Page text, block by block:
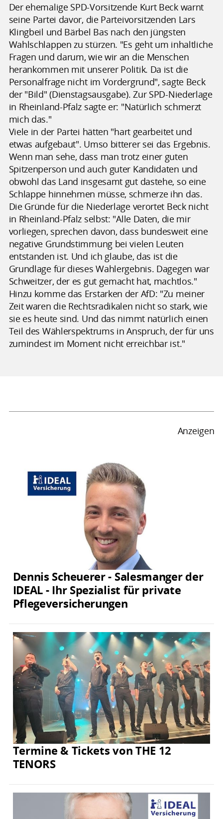
Der ehemalige SPD-Vorsitzende Kurt Beck warnt
seine Partei davor, die Parteivorsitzenden Lars
Klingbeil und Bärbel Bas nach den jüngsten
Wahlschlappen zu stürzen. "Es geht um inhaltliche
Fragen und darum, wie wir an die Menschen
herankommen mit unserer Politik. Da ist die
Personalfrage nicht im Vordergrund", sagte Beck
der "Bild" (Dienstagsausgabe). Zur SPD-Niederlage
in Rheinland-Pfalz sagte er: "Natürlich schmerzt
mich das."
Viele in der Partei hätten "hart gearbeitet und
etwas aufgebaut". Umso bitterer sei das Ergebnis.
Wenn man sehe, dass man trotz einer guten
Spitzenperson und auch guter Kandidaten und
obwohl das Land insgesamt gut dastehe, so eine
Schlappe hinnehmen müsse, schmerze ihn das.
Die Gründe für die Niederlage verortet Beck nicht
in Rheinland-Pfalz selbst: "Alle Daten, die mir
vorliegen, sprechen davon, dass bundesweit eine
negative Grundstimmung bei vielen Leuten
entstanden ist. Und ich glaube, das ist die
Grundlage für dieses Wahlergebnis. Dagegen war
Schweitzer, der es gut gemacht hat, machtlos."
Hinzu komme das Erstarken der AfD: "Zu meiner
Zeit waren die Rechtsradikalen nicht so stark, wie
sie es heute sind. Und das nimmt natürlich einen
Teil des Wählerspektrums in Anspruch, der für uns
zumindest im Moment nicht erreichbar ist."
Anzeigen
Dennis Scheuerer - Salesmanger der
IDEAL - Ihr Spezialist für private
Pflegeversicherungen
Termine & Tickets von THE 12
TENORS